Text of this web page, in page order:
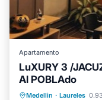
Apartamento
LuXURY 3 /
Al POBLAdo
Medellin · Laureles
Bañera de